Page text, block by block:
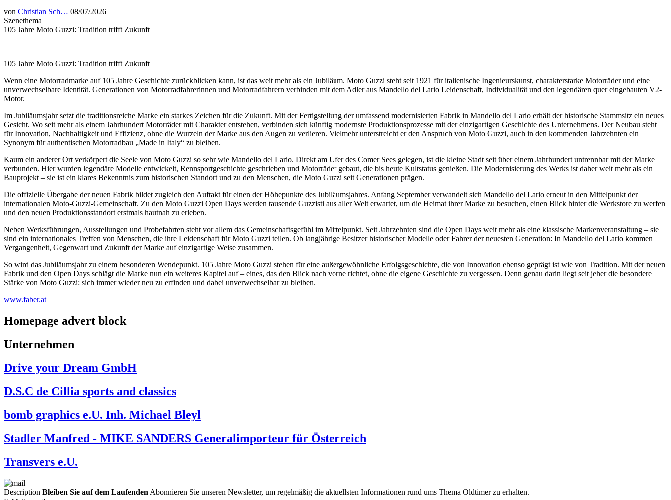
von Christian Sch… 08/07/2026
Szenethema
105 Jahre Moto Guzzi: Tradition trifft Zukunft
105 Jahre Moto Guzzi: Tradition trifft Zukunft
Wenn eine Motorradmarke auf 105 Jahre Geschichte zurückblicken kann, ist das weit mehr als ein Jubiläum. Moto Guzzi steht seit 1921 für italienische Ingenieurskunst, charakterstarke Motorräder und eine
unverwechselbare Identität. Generationen von Motorradfahrerinnen und Motorradfahrern verbinden mit dem Adler aus Mandello del Lario Leidenschaft, Individualität und den legendären quer eingebauten V2-
Motor.
Im Jubiläumsjahr setzt die traditionsreiche Marke ein starkes Zeichen für die Zukunft. Mit der Fertigstellung der umfassend modernisierten Fabrik in Mandello del Lario erhält der historische Stammsitz ein neues
Gesicht. Wo seit mehr als einem Jahrhundert Motorräder mit Charakter entstehen, verbinden sich künftig modernste Produktionsprozesse mit der einzigartigen Geschichte des Unternehmens. Der Neubau steht
für Innovation, Nachhaltigkeit und Effizienz, ohne die Wurzeln der Marke aus den Augen zu verlieren. Vielmehr unterstreicht er den Anspruch von Moto Guzzi, auch in den kommenden Jahrzehnten ein
Synonym für authentischen Motorradbau „Made in Italy“ zu bleiben.
Kaum ein anderer Ort verkörpert die Seele von Moto Guzzi so sehr wie Mandello del Lario. Direkt am Ufer des Comer Sees gelegen, ist die kleine Stadt seit über einem Jahrhundert untrennbar mit der Marke
verbunden. Hier wurden legendäre Modelle entwickelt, Rennsportgeschichte geschrieben und Motorräder gebaut, die bis heute Kultstatus genießen. Die Modernisierung des Werks ist daher weit mehr als ein
Bauprojekt – sie ist ein klares Bekenntnis zum historischen Standort und zu den Menschen, die Moto Guzzi seit Generationen prägen.
Die offizielle Übergabe der neuen Fabrik bildet zugleich den Auftakt für einen der Höhepunkte des Jubiläumsjahres. Anfang September verwandelt sich Mandello del Lario erneut in den Mittelpunkt der
internationalen Moto-Guzzi-Gemeinschaft. Zu den Moto Guzzi Open Days werden tausende Guzzisti aus aller Welt erwartet, um die Heimat ihrer Marke zu besuchen, einen Blick hinter die Werkstore zu werfen
und den neuen Produktionsstandort erstmals hautnah zu erleben.
Neben Werksführungen, Ausstellungen und Probefahrten steht vor allem das Gemeinschaftsgefühl im Mittelpunkt. Seit Jahrzehnten sind die Open Days weit mehr als eine klassische Markenveranstaltung – sie
sind ein internationales Treffen von Menschen, die ihre Leidenschaft für Moto Guzzi teilen. Ob langjährige Besitzer historischer Modelle oder Fahrer der neuesten Generation: In Mandello del Lario kommen
Vergangenheit, Gegenwart und Zukunft der Marke auf einzigartige Weise zusammen.
So wird das Jubiläumsjahr zu einem besonderen Wendepunkt. 105 Jahre Moto Guzzi stehen für eine außergewöhnliche Erfolgsgeschichte, die von Innovation ebenso geprägt ist wie von Tradition. Mit der neuen
Fabrik und den Open Days schlägt die Marke nun ein weiteres Kapitel auf – eines, das den Blick nach vorne richtet, ohne die eigene Geschichte zu vergessen. Denn genau darin liegt seit jeher die besondere
Stärke von Moto Guzzi: sich immer wieder neu zu erfinden und dabei unverwechselbar zu bleiben.
www.faber.at
Homepage advert block
Unternehmen
Drive your Dream GmbH
D.S.C de Cillia sports and classics
bomb graphics e.U. Inh. Michael Bleyl
Stadler Manfred - MIKE SANDERS Generalimporteur für Österreich
Transvers e.U.
Description Bleiben Sie auf dem Laufenden Abonnieren Sie unseren Newsletter, um regelmäßig die aktuellsten Informationen rund ums Thema Oldtimer zu erhalten.